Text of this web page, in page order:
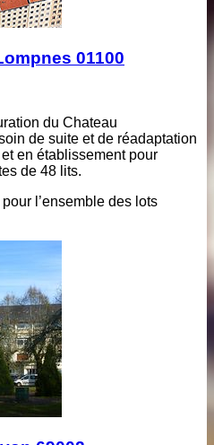
01100
du Chateau
de suite et de réadaptation
en établissement pour
de 48 lits.
l’ensemble des lots